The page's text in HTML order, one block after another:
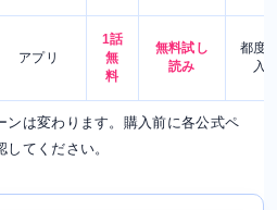
アプリ
1話
無
料
無料試し
読み
都度
入
ンは変わります。購入前に各公式ペ
てください。